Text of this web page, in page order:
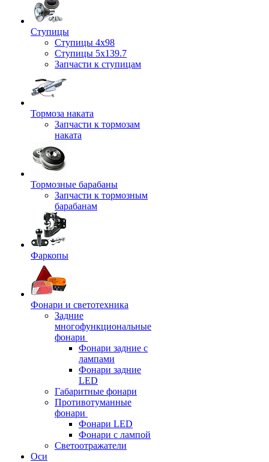
Ступицы
Ступицы 4x98
Ступицы 5x139.7
Запчасти к ступицам
Тормоза наката
Запчасти к тормозам
наката
Тормозные барабаны
Запчасти к тормозным
барабанам
Фаркопы
Фонари и светотехника
Задние
многофункциональные
фонари
Фонари задние с
лампами
Фонари задние
LED
Габаритные фонари
Противотуманные
фонари
Фонари LED
Фонари с лампой
Светоотражатели
Оси